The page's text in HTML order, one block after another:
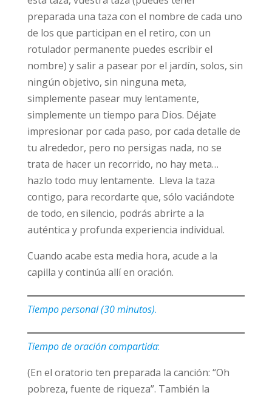
preparada una taza con el nombre de cada uno
de los que participan en el retiro, con un
rotulador permanente puedes escribir el
nombre) y salir a pasear por el jardín, solos, sin
ningún objetivo, sin ninguna meta,
simplemente pasear muy lentamente,
simplemente un tiempo para Dios. Déjate
impresionar por cada paso, por cada detalle de
tu alrededor, pero no persigas nada, no se
trata de hacer un recorrido, no hay meta…
hazlo todo muy lentamente. Lleva la taza
contigo, para recordarte que, sólo vaciándote
de todo, en silencio, podrás abrirte a la
auténtica y profunda experiencia individual.
Cuando acabe esta media hora, acude a la
capilla y continúa allí en oración.
Tiempo personal (30 minutos).
Tiempo de oración compartida:
(En el oratorio ten preparada la canción: “Oh
pobreza, fuente de riqueza”. También la